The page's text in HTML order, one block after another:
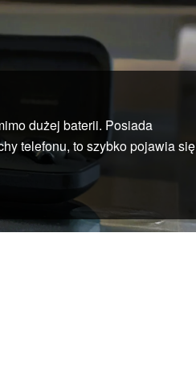
dużej baterii. Posiada
telefonu, to szybko pojawia się